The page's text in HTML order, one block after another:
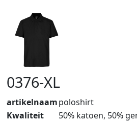
0376-XL
artikelnaampoloshirt
Kwaliteit
50% katoen, 50%